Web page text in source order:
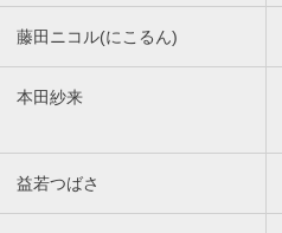
藤田ニコル(にこるん)
本田紗来
益若つばさ